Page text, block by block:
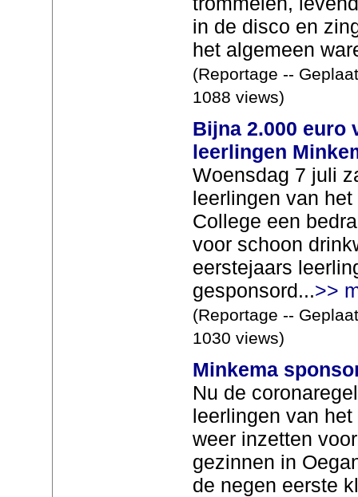
in de disco en
het algemeen
(Reportage --
1088 views)
Bijna 2.000 euro
leerlingen
Woensdag 7 juli
leerlingen van
College een
voor schoon
eerstejaars
gesponsord...>>
(Reportage --
1030 views)
Minkema
Nu de
leerlingen van
weer inzetten
gezinnen in
de negen eerste